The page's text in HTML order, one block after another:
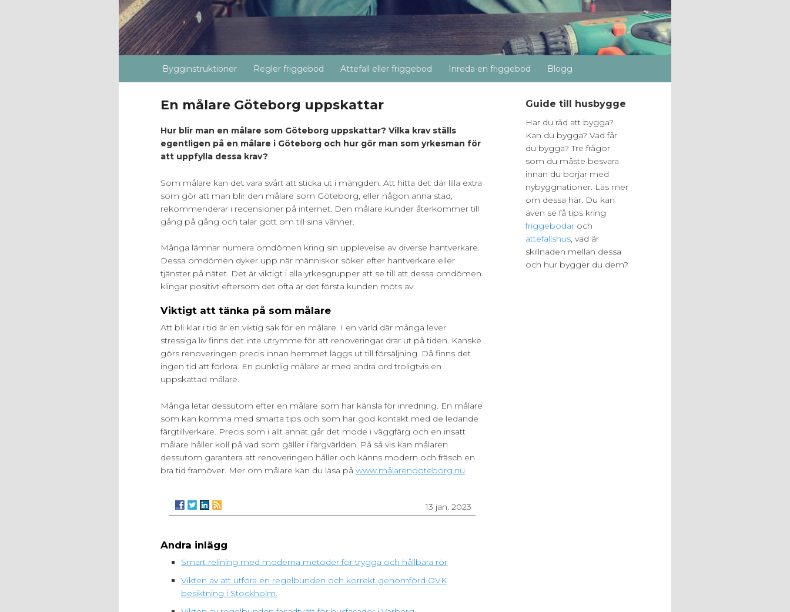
Bygginstruktioner Regler friggebod Attefall eller friggebod Inreda en friggebod Blogg
En målare Göteborg uppskattar
Hur blir man en målare som Göteborg uppskattar? Vilka krav ställs
egentligen på en målare i Göteborg och hur gör man som yrkesman för
att uppfylla dessa krav?
Som målare kan det vara svårt att sticka ut i mängden. Att hitta det där lilla extra
som gör att man blir den målare som Göteborg, eller någon anna stad,
rekommenderar i recensioner på internet. Den målare kunder återkommer till
gång på gång och talar gott om till sina vänner.
Många lämnar numera omdömen kring sin upplevelse av diverse hantverkare.
Dessa omdömen dyker upp när människor söker efter hantverkare eller
tjänster på nätet. Det är viktigt i alla yrkesgrupper att se till att dessa omdömen
klingar positivt eftersom det ofta är det första kunden möts av.
Viktigt att tänka på som målare
Att bli klar i tid är en viktig sak för en målare. I en värld där många lever
stressiga liv finns det inte utrymme för att renoveringar drar ut på tiden. Kanske
görs renoveringen precis innan hemmet läggs ut till försäljning. Då finns det
ingen tid att förlora. En punktlig målare är med andra ord troligtvis en
uppskattad målare.
Många letar dessutom efter en målare som har känsla för inredning. En målare
som kan komma med smarta tips och som har god kontakt med de ledande
färgtillverkare. Precis som i allt annat går det mode i väggfärg och en insatt
målare håller koll på vad som gäller i färgvärlden. På så vis kan målaren
dessutom garantera att renoveringen håller och känns modern och fräsch en
bra tid framöver. Mer om målare kan du läsa påwww.målarengöteborg.nu
13 jan. 2023
Andra inlägg
Smart relining med moderna metoder för trygga och hållbara rör
Vikten av att utföra en regelbunden och korrekt genomförd OVK
besiktning i Stockholm.
Guide till husbygge
Har du råd att bygga?
Kan du bygga? Vad får
du bygga? Tre frågor
som du måste besvara
innan du börjar med
nybyggnationer. Läs mer
om dessa här. Du kan
även se få tips kring
friggebodar och
attefallshus, vad är
skillnaden mellan dessa
och hur bygger du dem?